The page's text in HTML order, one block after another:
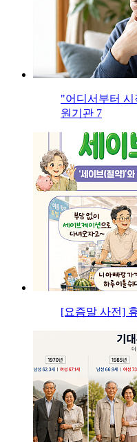
"어디서부터 시
원기관 7
[요즘말 사전]